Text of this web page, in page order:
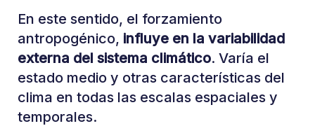
En este sentido, el forzamiento
antropogénico, influye en la variabilidad
externa del sistema climático. Varía el
estado medio y otras características del
clima en todas las escalas espaciales y
temporales.